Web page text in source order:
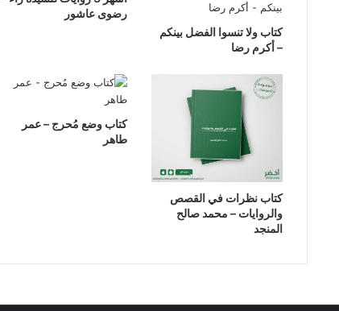
كتاب ولا تنسوا الفضل بينكم
– أكرم رضا
رضوى عاشور
كتاب نظرات في القصص
والروايات – محمد صالح
المنجد
كتاب وضع مُحرج – عمر
طاهر